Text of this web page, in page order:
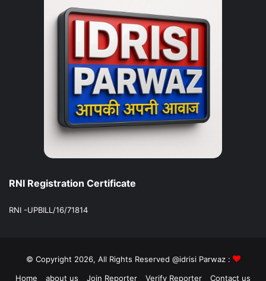
RNI Registration Certificate
RNI -UPBILL/16/71814
© Copyright 2026, All Rights Reserved @idrisi Parwaz :
Home
about us Join Reporter Verify Reporter Contact us